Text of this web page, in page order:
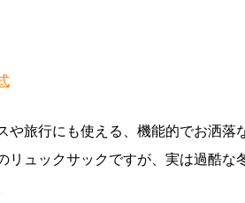
旅行にも使える、機能的でお洒落
リュックサックですが、実は過酷